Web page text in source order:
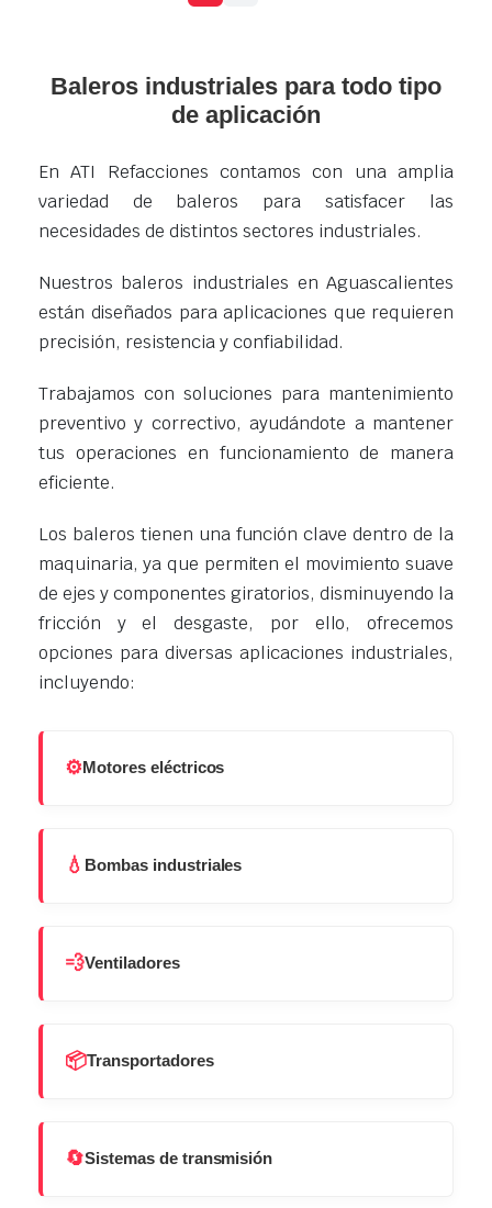
Baleros industriales para todo tipo
de aplicación
En ATI Refacciones contamos con una amplia
variedad de baleros para satisfacer las
necesidades de distintos sectores industriales.
Nuestros baleros industriales en Aguascalientes
están diseñados para aplicaciones que requieren
precisión, resistencia y confiabilidad.
Trabajamos con soluciones para mantenimiento
preventivo y correctivo, ayudándote a mantener
tus operaciones en funcionamiento de manera
eficiente.
Los baleros tienen una función clave dentro de la
maquinaria, ya que permiten el movimiento suave
de ejes y componentes giratorios, disminuyendo la
fricción y el desgaste, por ello, ofrecemos
opciones para diversas aplicaciones industriales,
incluyendo:
⚙️Motores eléctricos
💧 Bombas industriales
💨Ventiladores
📦Transportadores
🔄Sistemas de transmisión